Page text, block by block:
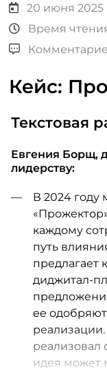
20 июня 2025
Время
Кейс:
Текстовая
Евгения Борщ,
лидерству:
В 2024 году
каждому
путь
предлагает
диджитал-
ее
реализовал
идея может